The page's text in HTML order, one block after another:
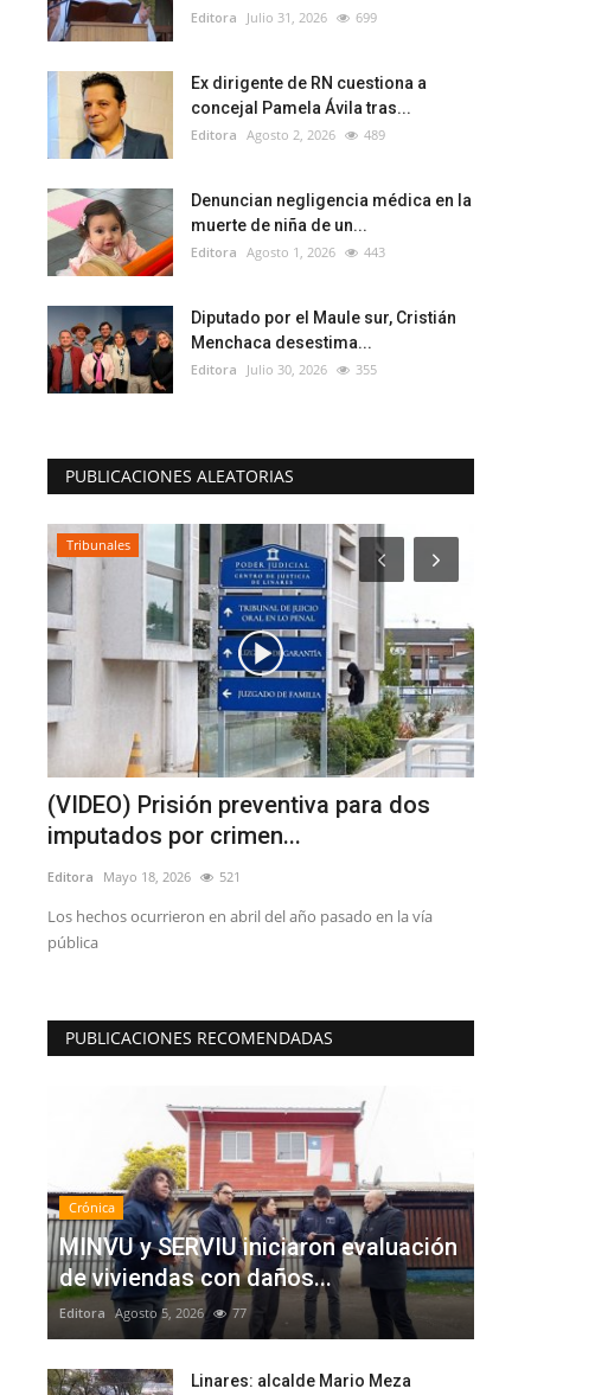
Editora Julio 31, 2026 699
Ex dirigente de RN cuestiona a
concejal Pamela Ávila tras...
Editora Agosto 2, 2026 489
Denuncian negligencia médica en la
muerte de niña de un...
Editora Agosto 1, 2026 443
Diputado por el Maule sur, Cristián
Menchaca desestima...
Editora Julio 30, 2026 355
PUBLICACIONES ALEATORIAS
Tribunales
(VIDEO) Prisión preventiva para dos
imputados por crimen...
Editora Mayo 18, 2026 521
Los hechos ocurrieron en abril del año pasado en la vía
pública
PUBLICACIONES RECOMENDADAS
Crónica
MINVU y SERVIU iniciaron evaluación
de viviendas con daños...
Editora Agosto 5, 2026 77
Linares: alcalde Mario Meza